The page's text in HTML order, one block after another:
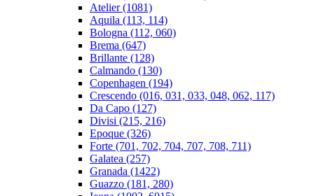
Atelier (1081)
Aquila (113, 114)
Bologna (112, 060)
Brema (647)
Brillante (128)
Calmando (130)
Copenhagen (194)
Crescendo (016, 031, 033, 048, 062, 117)
Da Capo (127)
Divisi (215, 216)
Epoque (326)
Forte (701, 702, 704, 707, 708, 711)
Galatea (257)
Granada (1422)
Guazzo (181, 280)